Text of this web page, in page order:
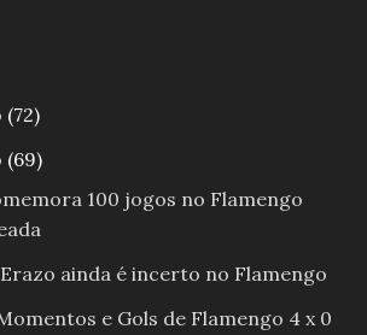
(72)
(69)
100 jogos no Flamengo
ainda é incerto no Flamengo
e Gols de Flamengo 4 x 0